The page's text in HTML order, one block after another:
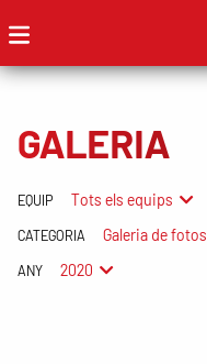
GALERIA
EQUIP Tots els equips
CATEGORIA Galeria de fotos
ANY 2020